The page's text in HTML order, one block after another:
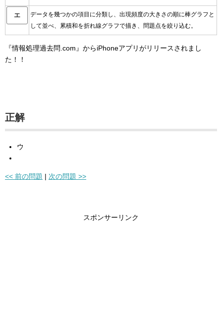
エ
データを幾つかの項目に分類し、出現頻度の大きさの順に棒グラフと
して並べ、累積和を折れ線グラフで描き、問題点を絞り込む。
『情報処理過去問.com』からiPhoneアプリがリリースされまし
た！！
正解
ウ
<< 前の問題 | 次の問題 >>
スポンサーリンク